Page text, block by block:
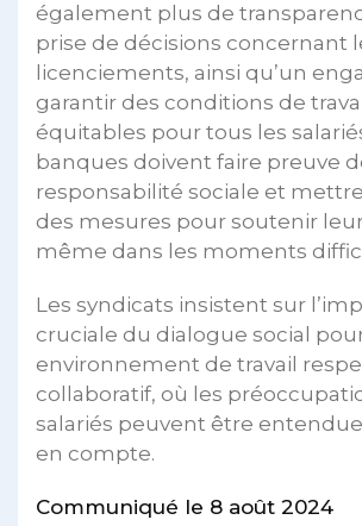
également plus de
prise de décisions concernant
licenciements, ainsi qu’un
garantir des conditions de
équitables pour tous les
banques doivent faire preuve
responsabilité sociale et
des mesures pour soutenir
même dans les moments
Les syndicats insistent sur
cruciale du dialogue social
environnement de travail
collaboratif, où les
salariés peuvent être
en compte.
Communiqué le 8 août 2024